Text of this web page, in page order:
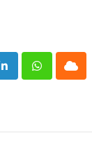
LinkedInWhatsappCloud